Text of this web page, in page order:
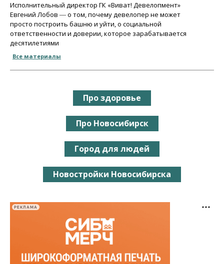
Исполнительный директор ГК «Виват! Девелопмент»
Евгений Лобов ― о том, почему девелопер не может
просто построить башню и уйти, о социальной
ответственности и доверии, которое зарабатывается
десятилетиями
Все материалы
Про здоровье
Про Новосибирск
Город для людей
Новостройки Новосибирска
РЕКЛАМА